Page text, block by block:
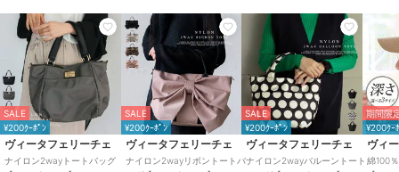
性別タイプ
レディース
バッグ
／トートバッグ
カラー グレー、ブラック、モカ、ピンク
サイズ
素材
ナイロン
商品のお取り扱い方法
特徴
バッグ
SALE
¥200ｸｰﾎﾟﾝ
ヴィータフェリーチェ
ナイロン2wayトートバッグ
SALE
¥200ｸｰﾎﾟﾝ
ヴィータフェリーチェ
ナイロン2wayリボントートバ
SALE
¥200ｸｰﾎﾟﾝ
ヴィータフェリーチェ
ナイロン2wayバルーントート
期間限
¥200ｸｰ
ヴィ
綿100